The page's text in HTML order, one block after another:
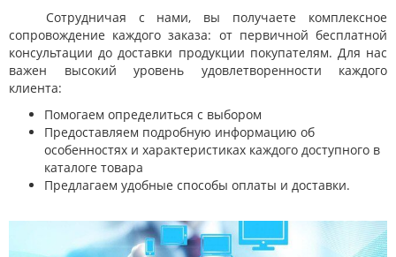
Сотрудничая с нами, вы получаете комплексное
сопровождение каждого заказа: от первичной бесплатной
консультации до доставки продукции покупателям. Для нас
важен высокий уровень удовлетворенности каждого
клиента:
Помогаем определиться с выбором
Предоставляем подробную информацию об
особенностях и характеристиках каждого доступного в
каталоге товара
Предлагаем удобные способы оплаты и доставки.